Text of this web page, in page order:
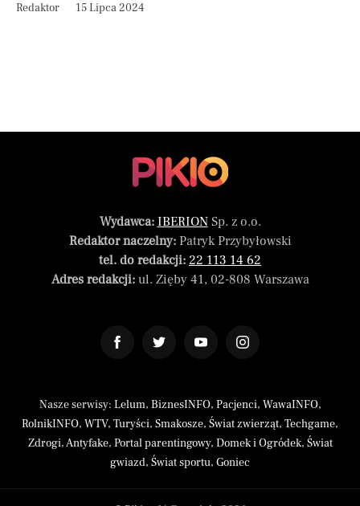
Redaktor 15 Lipca 2024
Wydawca: IBERIONSp. z o.o.
Redaktor naczelny:Patryk Przybyłowski
tel. do redakcji: 22 113 14 62
Adres redakcji:ul. Zięby 41, 02-808 Warszawa
Nasze serwisy: Lelum, BiznesINFO, Pacjenci, WawaINFO,
RolnikINFO, WTV, Turyści, Smakosze, Świat zwierząt, Techgame,
Zdrogi,Antyfake, Portal parentingowy, Domek i Ogródek, Świat
gwiazd, Świat sportu, Goniec